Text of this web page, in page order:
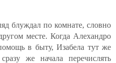
блуждал по комнате, словно
месте. Когда Алехандро
в быту, Изабела тут же
же начала перечислять